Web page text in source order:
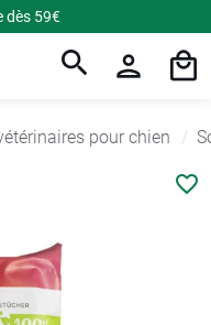
dès 59€
pour chien